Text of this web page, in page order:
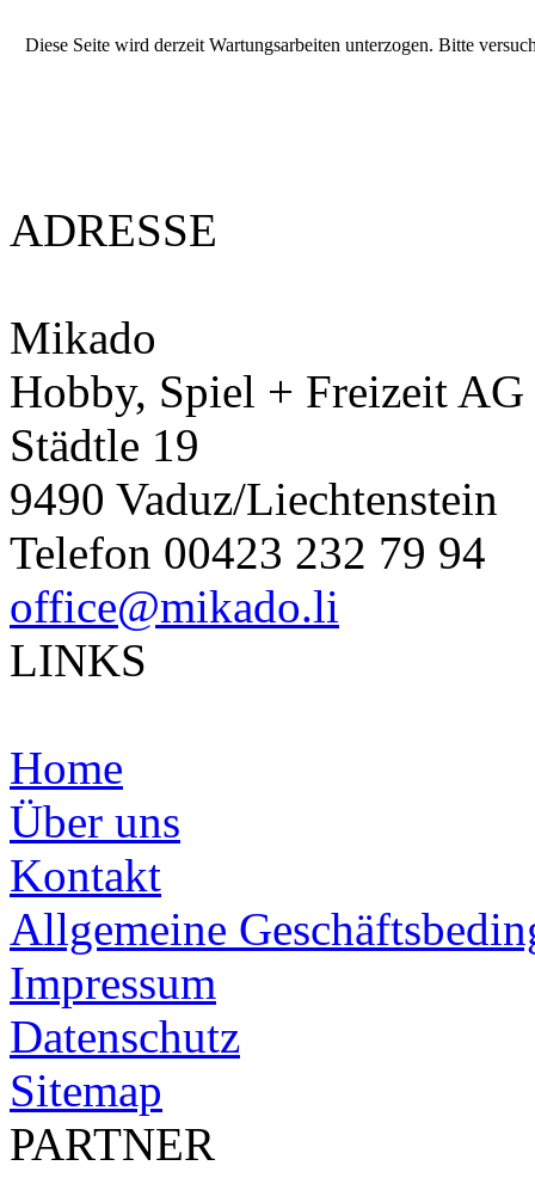
Diese Seite wird derzeit Wartungsarbeiten unterzogen. Bitte
ADRESSE
Mikado
Hobby, Spiel + Freizeit AG
Städtle 19
9490 Vaduz/Liechtenstein
Telefon 00423 232 79 94
office@mikado.li
LINKS
Home
Über uns
Kontakt
Allgemeine
Impressum
Datenschutz
Sitemap
PARTNER